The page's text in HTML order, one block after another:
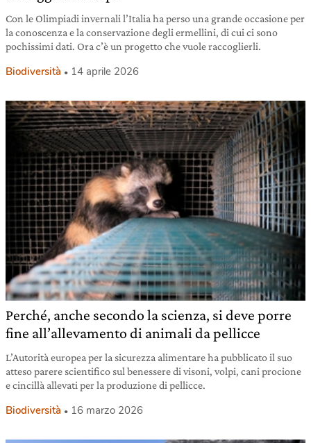
Con le Olimpiadi invernali l’Italia ha perso una grande occasione per
la conoscenza e la conservazione degli ermellini, di cui ci sono
pochissimi dati. Ora c’è un progetto che vuole raccoglierli.
Biodiversità 14 aprile 2026
Perché, anche secondo la scienza, si deve porre
fine all’allevamento di animali da pellicce
L’Autorità europea per la sicurezza alimentare ha pubblicato il suo
atteso parere scientifico sul benessere di visoni, volpi, cani procione
e cincillà allevati per la produzione di pellicce.
Biodiversità 16 marzo 2026